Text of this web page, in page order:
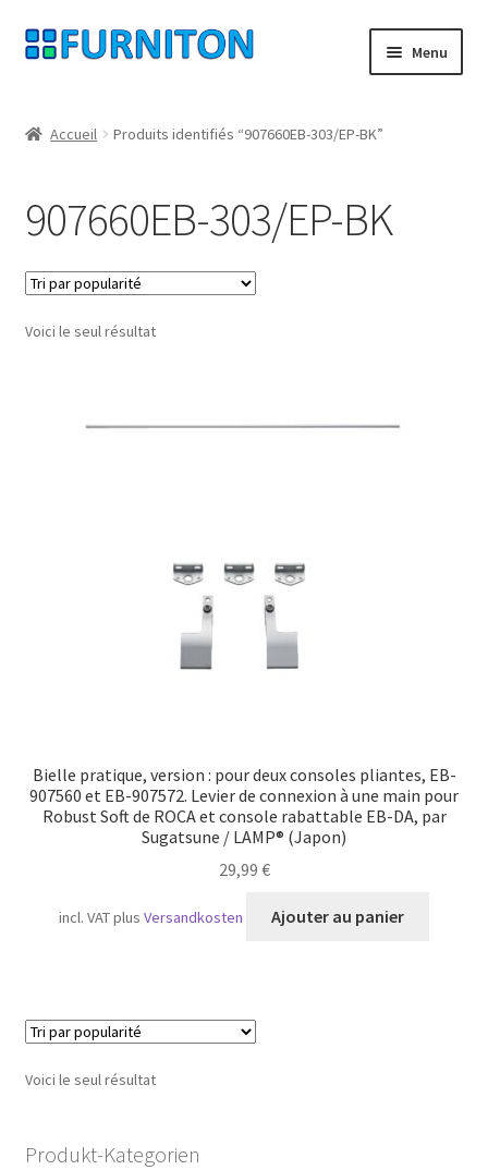
Aller
à
navigation
Aller
au
Menu
Protection des données
Droit de rétractation
Contact
Accueil Produits identifiés “907660EB-303/EP-BK”
907660EB-303/EP-BK
Voici le seul résultat
Bielle pratique, version : pour deux consoles pliantes, EB-
907560 et EB-907572. Levier de connexion à une main pour
Robust Soft de ROCA et console rabattable EB-DA, par
Sugatsune / LAMP® (Japon)
29,99 €
incl. VATplusVersandkosten Ajouter au panier
Voici le seul résultat
Produkt-Kategorien